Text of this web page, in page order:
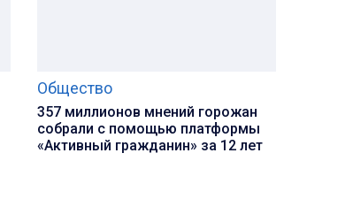
Общество
357 миллионов мнений горожан
собрали с помощью платформы
«Активный гражданин» за 12 лет